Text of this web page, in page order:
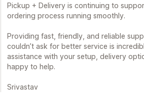
Pickup + Delivery is continuing to
ordering process running smoothly.
Providing fast, friendly, and reliable
couldn’t ask for better service is
assistance with your setup, delivery
happy to help.
Srivastav